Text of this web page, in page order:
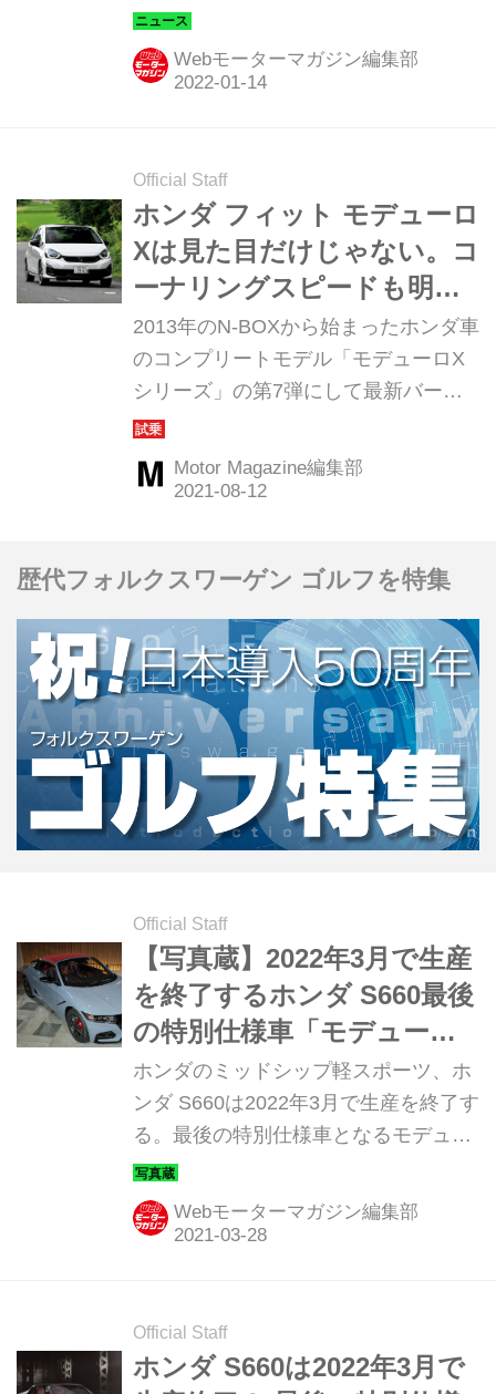
したコンプリートカーのコンセプト
「ヴェゼル e:HEV モデューロX コンセ
プト」を発表した。
Webモーターマガジン編集部
Official Staff
ホンダ フィット モデューロ
Xは見た目だけじゃない。コ
ーナリングスピードも明ら
かに速くなった
2013年のN-BOXから始まったホンダ車
のコンプリートモデル「モデューロX
シリーズ」の第7弾にして最新バージ
ョンとなるのがフィット e：HEV モデ
ューロXとなる。その開発の方向性は
「誰がどんな道で乗っても安心して気
Motor Magazine編集部
歴代フォルクスワーゲン ゴルフを特集
Official Staff
【写真蔵】2022年3月で生産
を終了するホンダ S660最後
の特別仕様車「モデューロX
バージョンZ」
ホンダのミッドシップ軽スポーツ、ホ
ンダ S660は2022年3月で生産を終了す
る。最後の特別仕様車となるモデュー
ロXのバージョンZが発表されたので、
ディテールを写真で紹介しよう。
Webモーターマガジン編集部
Official Staff
ホンダ S660は2022年3月で